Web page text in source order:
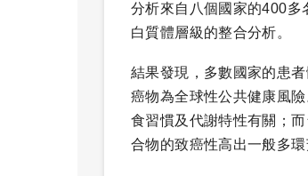
分析來自八個國家的400多
白質體層級的整合分析。
結果發現，多數國家的患
癌物為全球性公共健康風
食習慣及代謝特性有關；
合物的致癌性高出一般多